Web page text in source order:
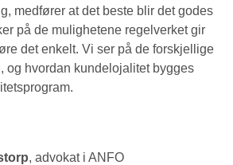
medfører at det beste blir det godes
på de mulighetene regelverket gir
det enkelt. Vi ser på de forskjellige
og hvordan kundelojalitet bygges
, advokat i ANFO